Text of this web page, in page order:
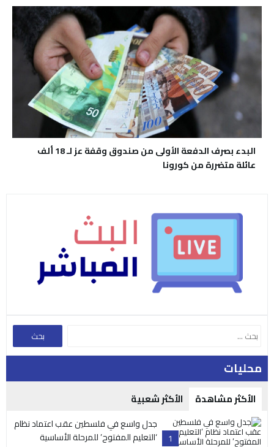
البدء بصرف الدفعة الأولى من صندوق وقفة عز لـ 18 ألف
عائلة متضررة من كورونا
محليات
الأكثر مشاهدة الأكثر شعبية
1
جدل واسع في فلسطين عقب اعتماد نظام
‘التعليم المفتوح’ للمرحلة الأساسية